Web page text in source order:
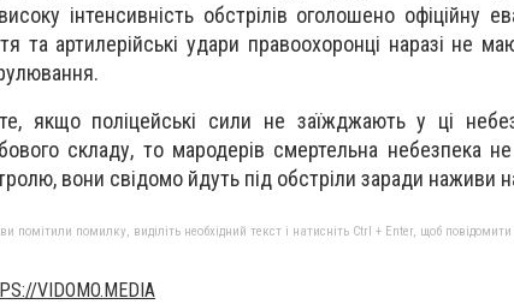
інтенсивність обстрілів оголошено офіційну
та артилерійські удари правоохоронці наразі не
якщо поліцейські сили не заїжджають у ці
складу, то мародерів смертельна небезпека
вони свідомо йдуть під обстріли заради наживи
помітили помилку, виділіть необхідний текст і натисніть Ctrl + Enter, щоб
VIDOMO.MEDIA